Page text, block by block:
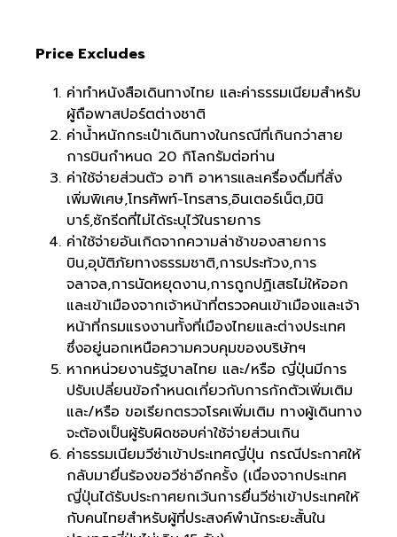
Price Excludes
ค่าทำหนังสือเดินทางไทย และค่าธรรมเนียมสำหรับ
ผู้ถือพาสปอร์ตต่างชาติ
ค่าน้ำหนักกระเป๋าเดินทางในกรณีที่เกินกว่าสาย
การบินกำหนด 20 กิโลกรัมต่อท่าน
ค่าใช้จ่ายส่วนตัว อาทิ อาหารและเครื่องดื่มที่สั่ง
เพิ่มพิเศษ,โทรศัพท์-โทรสาร,อินเตอร์เน็ต,มินิ
บาร์,ซักรีดที่ไม่ได้ระบุไว้ในรายการ
ค่าใช้จ่ายอันเกิดจากความล่าช้าของสายการ
บิน,อุบัติภัยทางธรรมชาติ,การประท้วง,การ
จลาจล,การนัดหยุดงาน,การถูกปฏิเสธไม่ให้ออก
และเข้าเมืองจากเจ้าหน้าที่ตรวจคนเข้าเมืองและเจ้า
หน้าที่กรมแรงงานทั้งที่เมืองไทยและต่างประเทศ
ซึ่งอยู่นอกเหนือความควบคุมของบริษัทฯ
หากหน่วยงานรัฐบาลไทย และ/หรือ ญี่ปุ่นมีการ
ปรับเปลี่ยนข้อกำหนดเกี่ยวกับการกักตัวเพิ่มเติม
และ/หรือ ขอเรียกตรวจโรคเพิ่มเติม ทางผู้เดินทาง
จะต้องเป็นผู้รับผิดชอบค่าใช้จ่ายส่วนเกิน
ค่าธรรมเนียมวีซ่าเข้าประเทศญี่ปุ่น กรณีประกาศให้
กลับมายื่นร้องขอวีซ่าอีกครั้ง (เนื่องจากประเทศ
ญี่ปุ่นได้รับประกาศยกเว้นการยื่นวีซ่าเข้าประเทศให้
กับคนไทยสำหรับผู้ที่ประสงค์พำนักระยะสั้นใน